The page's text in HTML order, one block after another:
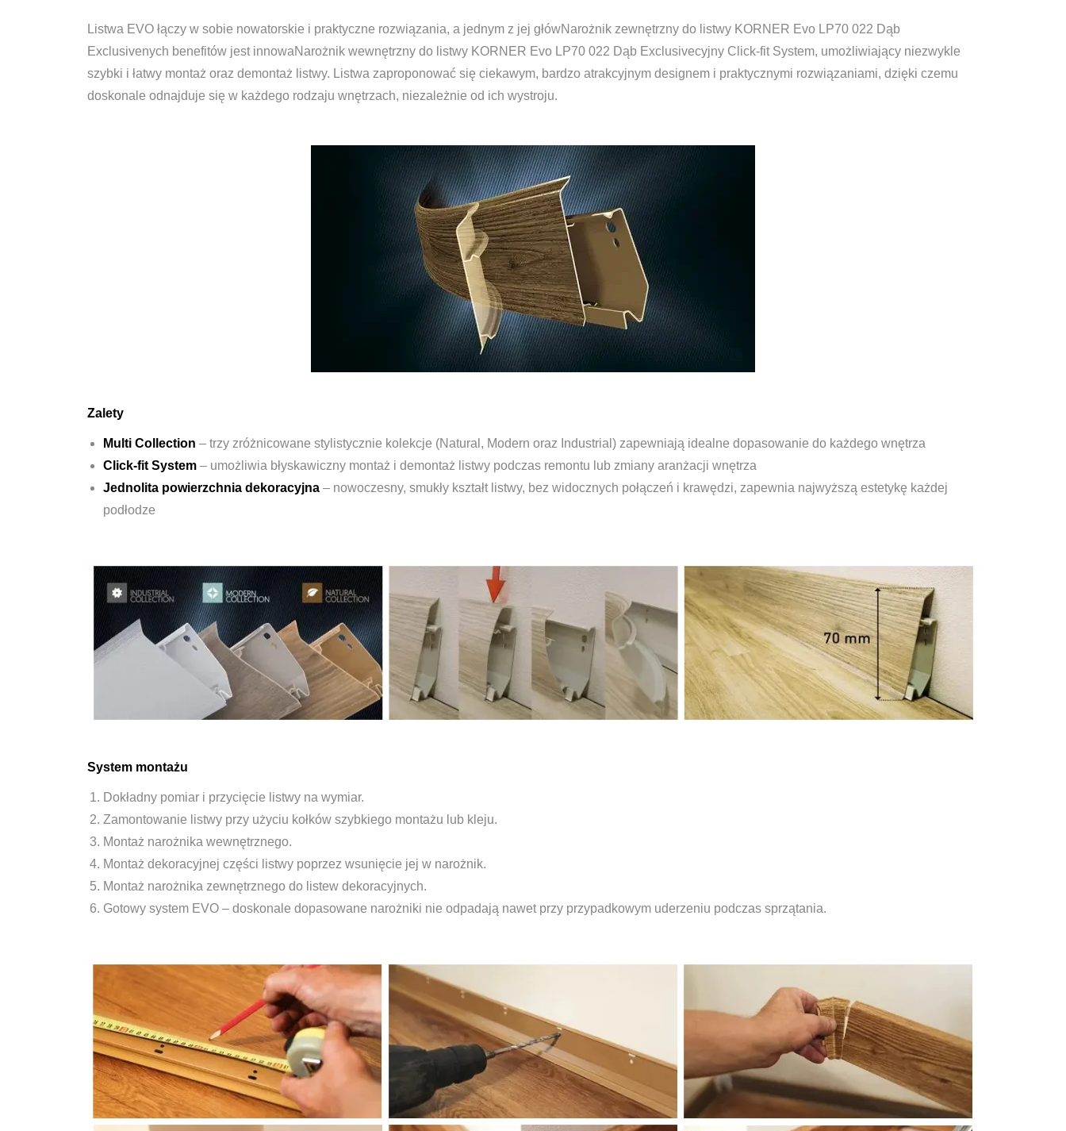
Listwa EVO łączy w sobie nowatorskie i praktyczne rozwiązania, a jednym z jej główNarożnik zewnętrzny do listwy KORNER Evo LP70 022 Dąb
Exclusivenych benefitów jest innowaNarożnik wewnętrzny do listwy KORNER Evo LP70 022 Dąb Exclusivecyjny Click-fit System, umożliwiający niezwykle
szybki i łatwy montaż oraz demontaż listwy. Listwa zaproponować się ciekawym, bardzo atrakcyjnym designem i praktycznymi rozwiązaniami, dzięki czemu
doskonale odnajduje się w każdego rodzaju wnętrzach, niezależnie od ich wystroju.
Zalety
Multi Collection – trzy zróżnicowane stylistycznie kolekcje (Natural, Modern oraz Industrial) zapewniają idealne dopasowanie do każdego wnętrza
Click-fit System– umożliwia błyskawiczny montaż i demontaż listwy podczas remontu lub zmiany aranżacji wnętrza
Jednolita powierzchnia dekoracyjna– nowoczesny, smukły kształt listwy, bez widocznych połączeń i krawędzi, zapewnia najwyższą estetykę każdej
podłodze
System montażu
Dokładny pomiar i przycięcie listwy na wymiar.
Zamontowanie listwy przy użyciu kołków szybkiego montażu lub kleju.
Montaż narożnika wewnętrznego.
Montaż dekoracyjnej części listwy poprzez wsunięcie jej w narożnik.
Montaż narożnika zewnętrznego do listew dekoracyjnych.
Gotowy system EVO – doskonale dopasowane narożniki nie odpadają nawet przy przypadkowym uderzeniu podczas sprzątania.